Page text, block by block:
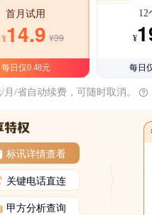
首月试用
¥14.9 ¥39
每日仅0.48元
12
¥
每日
月/省自动续费，可随时取消。
标讯详情查看
关键电话直连
甲方分析查询